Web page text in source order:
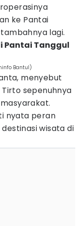
ke Pantai
lagi.
Pantai Tanggul
Bantul)
menyebut
sepenuhnya
nyata peran
wisata di